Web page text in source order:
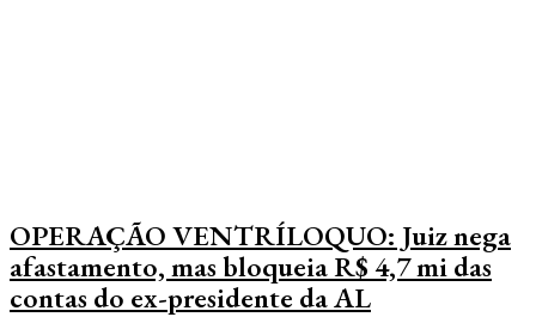
OPERAÇÃO VENTRÍLOQUO: Juiz nega
afastamento, mas bloqueia R$ 4,7 mi das
contas do ex-presidente da AL